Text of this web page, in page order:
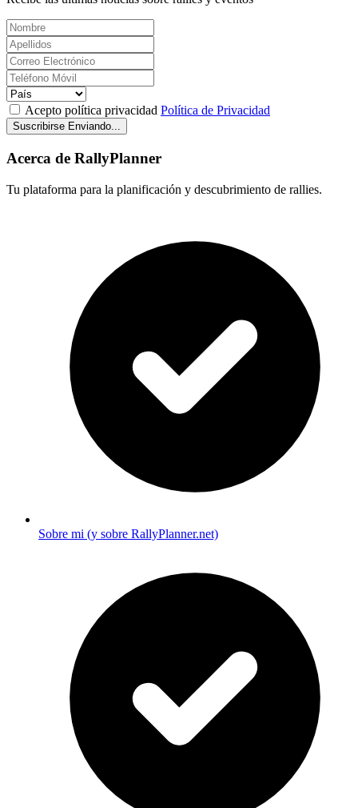
Acepto política privacidad Política de Privacidad
Suscribirse Enviando...
Acerca de RallyPlanner
Tu plataforma para la planificación y descubrimiento de rallies.
Sobre mi (y sobre RallyPlanner.net)